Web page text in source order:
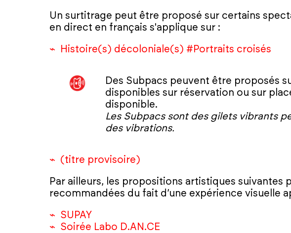
Un surtitrage peut être proposé sur certains
en direct en français s'applique sur :
Histoire(s) décoloniale(s) #Portraits croisés
Des Subpacs peuvent être proposés
disponibles sur réservation ou sur
disponible.
Les Subpacs sont des gilets vibrants
des vibrations.
(titre provisoire)
Par ailleurs, les propositions artistiques suivantes
recommandées du fait d’une expérience visuelle
SUPAY
Soirée Labo D.AN.CE